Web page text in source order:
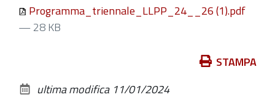
Programma_triennale_LLPP_24__26 (1).pdf
— 28 KB
documento
STAMPA
ultima modifica 11/01/2024